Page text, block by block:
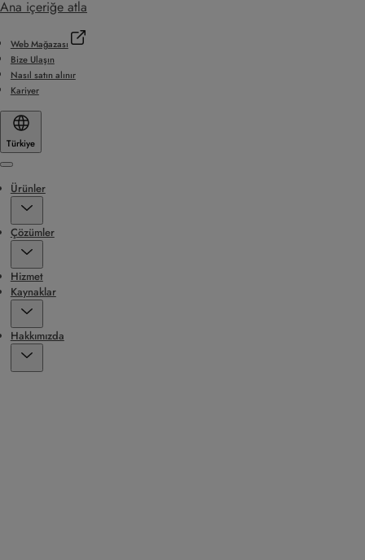
Ana içeriğe atla
Web Mağazası
Bize Ulaşın
Nasıl satın alınır
Kariyer
Türkiye
Menu
Ürünler
Çözümler
Hizmet
Kaynaklar
Hakkımızda